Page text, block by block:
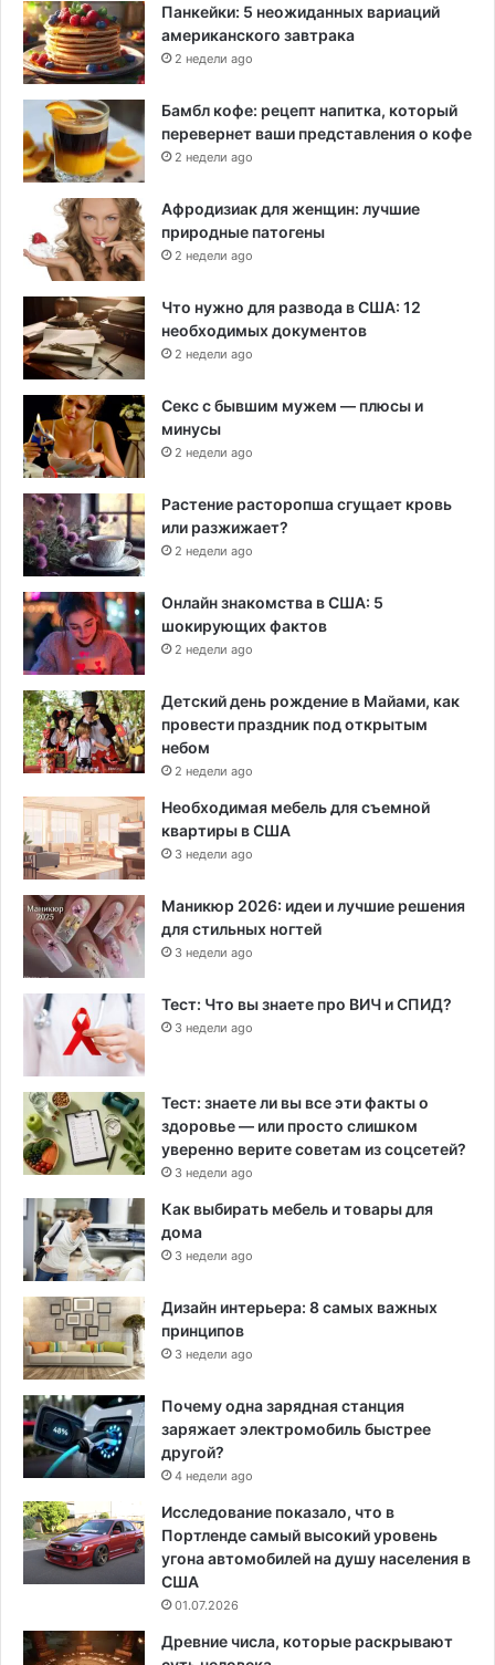
Панкейки: 5 неожиданных вариаций
американского завтрака
2 недели ago
Бамбл кофе: рецепт напитка, который
перевернет ваши представления о кофе
2 недели ago
Афродизиак для женщин: лучшие
природные патогены
2 недели ago
Что нужно для развода в США: 12
необходимых документов
2 недели ago
Секс с бывшим мужем — плюсы и
минусы
2 недели ago
Растение расторопша сгущает кровь
или разжижает?
2 недели ago
Онлайн знакомства в США: 5
шокирующих фактов
2 недели ago
Детский день рождение в Майами, как
провести праздник под открытым
небом
2 недели ago
Необходимая мебель для съемной
квартиры в США
3 недели ago
Маникюр 2026: идеи и лучшие решения
для стильных ногтей
3 недели ago
Тест: Что вы знаете про ВИЧ и СПИД?
3 недели ago
Тест: знаете ли вы все эти факты о
здоровье — или просто слишком
уверенно верите советам из соцсетей?
3 недели ago
Как выбирать мебель и товары для
дома
3 недели ago
Дизайн интерьера: 8 самых важных
принципов
3 недели ago
Почему одна зарядная станция
заряжает электромобиль быстрее
другой?
4 недели ago
Исследование показало, что в
Портленде самый высокий уровень
угона автомобилей на душу населения в
США
01.07.2026
Древние числа, которые раскрывают